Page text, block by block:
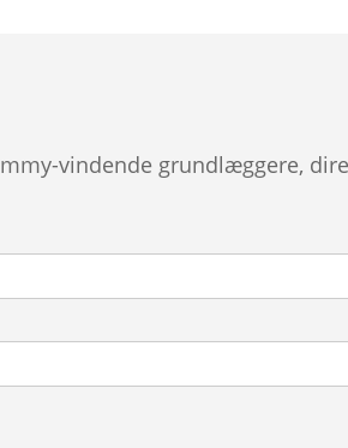
vindende grundlæggere,